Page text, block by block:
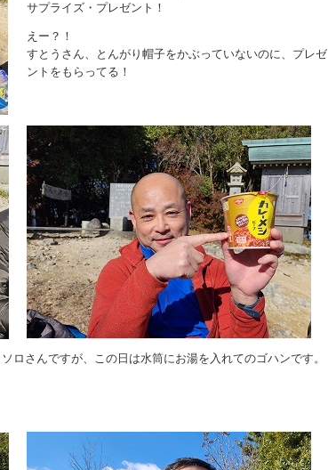
サプライズ・プレゼント！
えー？！
すとうさん、とんがり帽子をかぶっていないのに、プレゼ
ントをもらってる！
ロさんですが、この日は水筒にお湯を入れてのゴハンです。